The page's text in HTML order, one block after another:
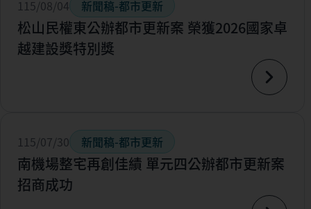
115/08/04 新聞稿-都市更新
松山民權東公辦都市更新案 榮獲2026國家卓
越建設獎特別獎
115/07/30 新聞稿-都市更新
南機場整宅再創佳績 單元四公辦都市更新案
招商成功